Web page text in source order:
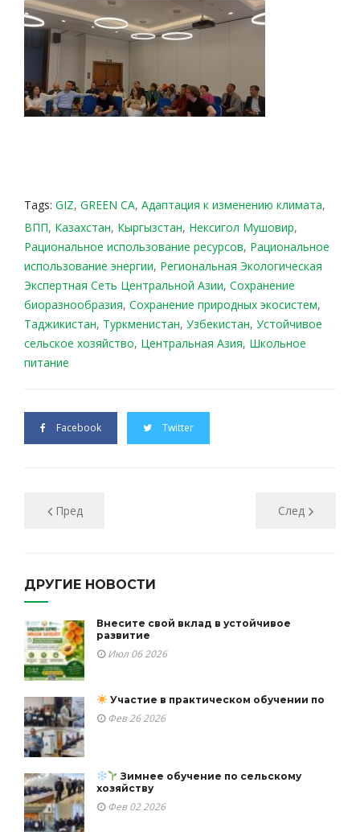
Tags: GIZ, GREEN CA, Адаптация к изменению климата,
ВПП, Казахстан, Кыргызстан, Нексигол Мушовир,
Рациональное использование ресурсов, Рациональное
использование энергии, Региональная Экологическая
Экспертная Сеть Центральной Азии, Сохранение
биоразнообразия, Сохранение природных экосистем,
Таджикистан, Туркменистан, Узбекистан, Устойчивое
сельское хозяйство, Центральная Азия, Школьное
питание
Facebook Twitter
Пред След
ДРУГИЕ НОВОСТИ
Внесите свой вклад в устойчивое
развитие
Июл 06 2026
Участие в практическом обучении по
Фев 26 2026
Зимнее обучение по сельскому
хозяйству
Фев 02 2026